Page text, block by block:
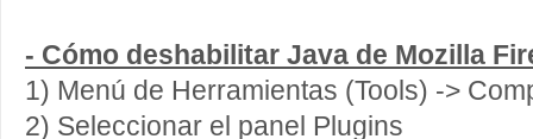
- Cómo deshabilitar Java de Mozilla
1) Menú de Herramientas (Tools) ->
2) Seleccionar el panel Plugins